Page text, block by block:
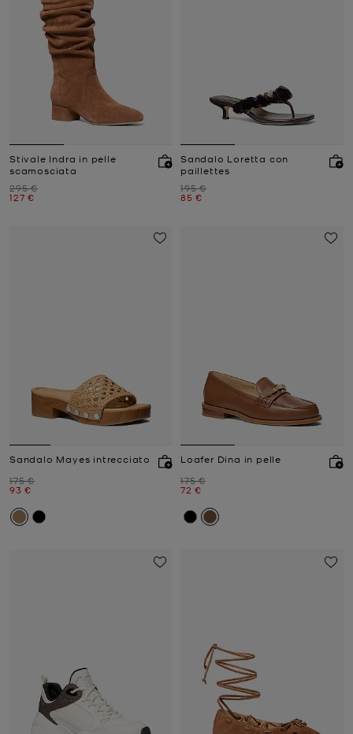
Stivale Indra in pelle
scamosciata
Prezzo iniziale
295 €
Prezzo attuale
127 €
Sandalo Loretta con
paillettes
Prezzo iniziale
195 €
Prezzo attuale
85 €
Sandalo Mayes intrecciato
Prezzo iniziale
175 €
Prezzo attuale
93 €
Loafer Dina in pelle
Prezzo iniziale
175 €
Prezzo attuale
72 €